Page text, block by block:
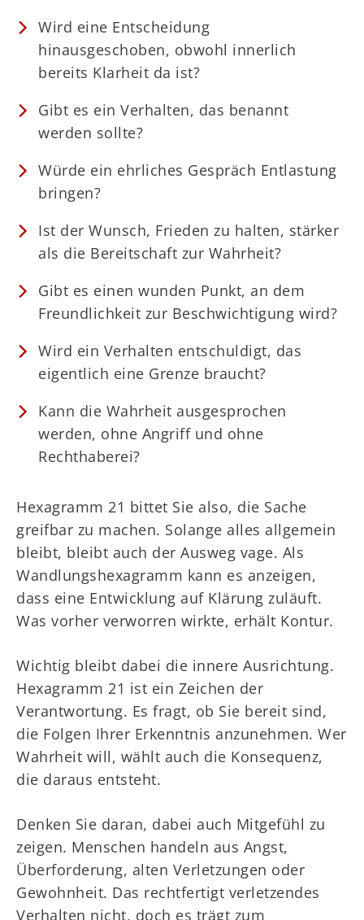
Wird eine Entscheidung
hinausgeschoben, obwohl innerlich
bereits Klarheit da ist?
Gibt es ein Verhalten, das benannt
werden sollte?
Würde ein ehrliches Gespräch Entlastung
bringen?
Ist der Wunsch, Frieden zu halten, stärker
als die Bereitschaft zur Wahrheit?
Gibt es einen wunden Punkt, an dem
Freundlichkeit zur Beschwichtigung wird?
Wird ein Verhalten entschuldigt, das
eigentlich eine Grenze braucht?
Kann die Wahrheit ausgesprochen
werden, ohne Angriff und ohne
Rechthaberei?
Hexagramm 21 bittet Sie also, die Sache
greifbar zu machen. Solange alles allgemein
bleibt, bleibt auch der Ausweg vage. Als
Wandlungshexagramm kann es anzeigen,
dass eine Entwicklung auf Klärung zuläuft.
Was vorher verworren wirkte, erhält Kontur.
Wichtig bleibt dabei die innere Ausrichtung.
Hexagramm 21 ist ein Zeichen der
Verantwortung. Es fragt, ob Sie bereit sind,
die Folgen Ihrer Erkenntnis anzunehmen. Wer
Wahrheit will, wählt auch die Konsequenz,
die daraus entsteht.
Denken Sie daran, dabei auch Mitgefühl zu
zeigen. Menschen handeln aus Angst,
Überforderung, alten Verletzungen oder
Gewohnheit. Das rechtfertigt verletzendes
Verhalten nicht, doch es trägt zum